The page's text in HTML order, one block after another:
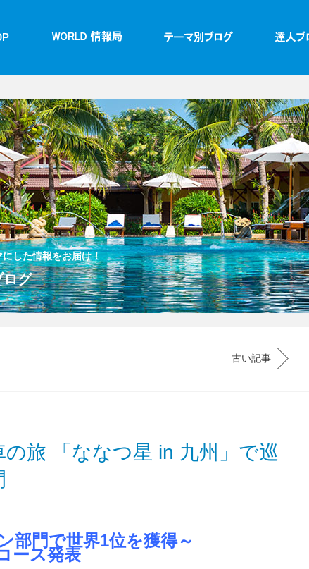
した情報をお届け！
ログ
古い記事
旅 「ななつ星 in 九州」で巡
部門で世界1位を獲得～
ース発表